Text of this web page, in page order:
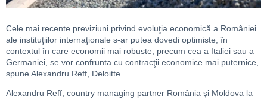
Cele mai recente previziuni privind evoluţia economică a României
ale instituţiilor internaţionale s-ar putea dovedi optimiste, în
contextul în care economii mai robuste, precum cea a Italiei sau a
Germaniei, se vor confrunta cu contracţii economice mai puternice,
spune Alexandru Reff, Deloitte.
Alexandru Reff, country managing partner România şi Moldova la